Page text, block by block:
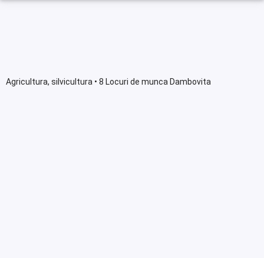
Agricultura, silvicultura • 8 Locuri de munca Dambovita